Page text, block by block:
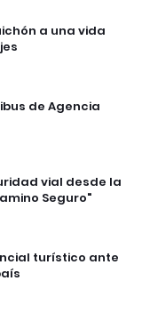
a una vida
de Agencia
vial desde la
Seguro"
turístico ante